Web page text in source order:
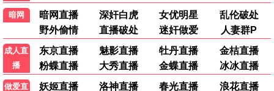
更新中